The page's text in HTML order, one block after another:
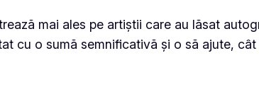
mai ales pe artiștii care au lăsat
cu o sumă semnificativă și o să ajute,